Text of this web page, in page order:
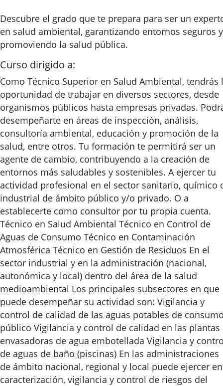
Descubre el grado que te prepara para ser un
en salud ambiental, garantizando entornos seguros y
promoviendo la salud pública.
Curso dirigido a:
Como Técnico Superior en Salud Ambiental, tendrás
oportunidad de trabajar en diversos sectores, desde
organismos públicos hasta empresas privadas.
desempeñarte en áreas de inspección, análisis,
consultoría ambiental, educación y promoción de la
salud, entre otros. Tu formación te permitirá ser un
agente de cambio, contribuyendo a la creación de
entornos más saludables y sostenibles. A ejercer tu
actividad profesional en el sector sanitario, químico
industrial de ámbito público y/o privado. O a
establecerte como consultor por tu propia cuenta.
Técnico en Salud Ambiental Técnico en Control de
Aguas de Consumo Técnico en Contaminación
Atmosférica Técnico en Gestión de Residuos En el
sector industrial y en la administración (nacional,
autonómica y local) dentro del área de la salud
medioambiental Los principales subsectores en que
puede desempeñar su actividad son: Vigilancia y
control de calidad de las aguas potables de
público Vigilancia y control de calidad en las plantas
envasadoras de agua embotellada Vigilancia y
de aguas de baño (piscinas) En las administraciones
de ámbito nacional, regional y local puede ejercer en
caracterización, vigilancia y control de riesgos del